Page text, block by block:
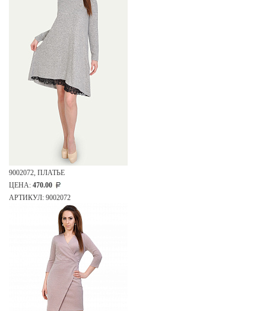
9002072, ПЛАТЬЕ
ЦЕНА: 470.00
АРТИКУЛ: 9002072